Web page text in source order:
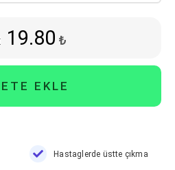
19.80 ₺
EKLE
Hastaglerde üstte çıkma